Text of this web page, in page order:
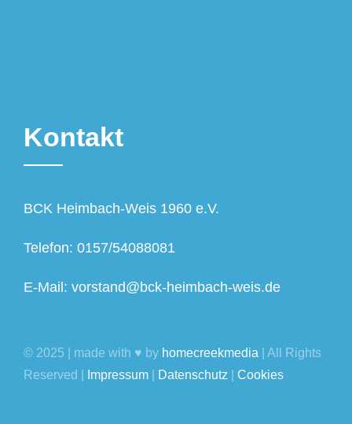
Kontakt
BCK Heimbach-Weis 1960 e.V.
Telefon: 0157/54088081
E-Mail: vorstand@bck-heimbach-weis.de
© 2025 | made with ♥ by homecreekmedia | All Rights
Reserved |
Impressum Datenschutz Cookies